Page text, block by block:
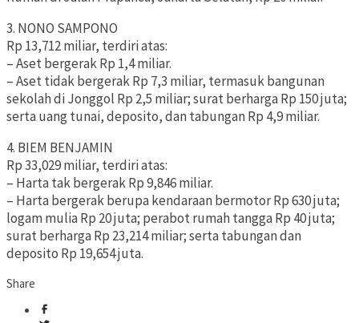
3. NONO SAMPONO
Rp 13,712 miliar, terdiri atas:
– Aset bergerak Rp 1,4 miliar.
– Aset tidak bergerak Rp 7,3 miliar, termasuk bangunan
sekolah di Jonggol Rp 2,5 miliar; surat berharga Rp 150 juta;
serta uang tunai, deposito, dan tabungan Rp 4,9 miliar.
4. BIEM BENJAMIN
Rp 33,029 miliar, terdiri atas:
– Harta tak bergerak Rp 9,846 miliar.
– Harta bergerak berupa kendaraan bermotor Rp 630 juta;
logam mulia Rp 20 juta; perabot rumah tangga Rp 40 juta;
surat berharga Rp 23,214 miliar; serta tabungan dan
deposito Rp 19,654 juta.
Share